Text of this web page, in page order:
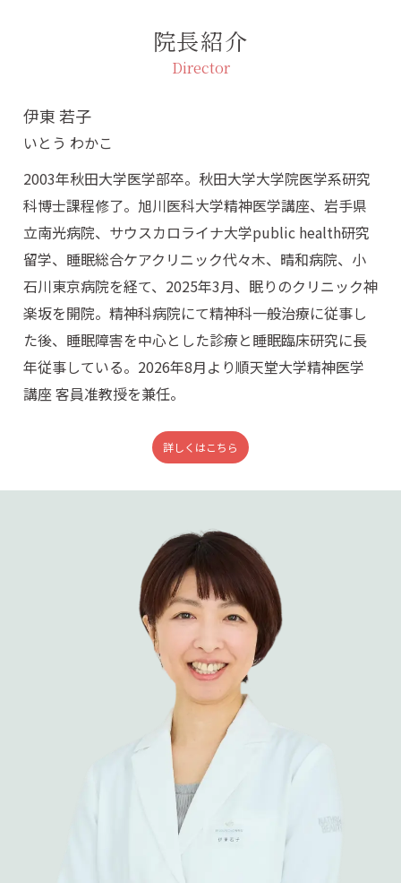
院長紹介
Director
伊東 若子
いとう わかこ
2003年秋田大学医学部卒。秋田大学大学院医学系研究
科博士課程修了。旭川医科大学精神医学講座、岩手県
立南光病院、サウスカロライナ大学public health研究
留学、睡眠総合ケアクリニック代々木、晴和病院、小
石川東京病院を経て、2025年3月、眠りのクリニック神
楽坂を開院。精神科病院にて精神科一般治療に従事し
た後、睡眠障害を中心とした診療と睡眠臨床研究に長
年従事している。2026年8月より順天堂大学精神医学
講座 客員准教授を兼任。
詳しくはこちら